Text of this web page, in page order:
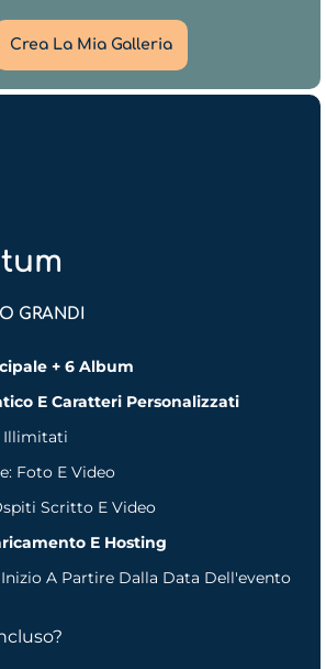
Crea La Mia Galleria
GRANDI
+ 6 Album
E Caratteri Personalizzati
Illimitati
Foto E Video
Scritto E Video
E Hosting
A Partire Dalla Data Dell'evento